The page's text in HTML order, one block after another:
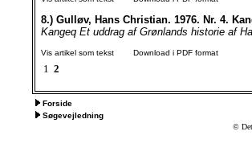
8.) Gulløv, Hans Christian. 1976. Nr. 4.
Kangeq Et uddrag af Grønlands historie af
Vis artikel som tekst Download i PDF format
1 2
Forside
Søgevejledning
© Det